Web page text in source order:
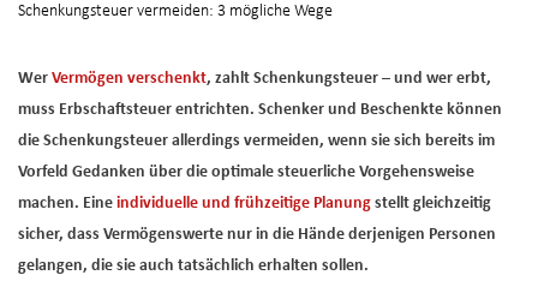
Schenkungsteuer vermeiden: 3 mögliche Wege
Wer Vermögen verschenkt, zahlt Schenkungsteuer – und wer erbt,
muss Erbschaftsteuer entrichten. Schenker und Beschenkte können
die Schenkungsteuer allerdings vermeiden, wenn sie sich bereits im
Vorfeld Gedanken über die optimale steuerliche Vorgehensweise
machen. Eine individuelle und frühzeitige Planung stellt gleichzeitig
sicher, dass Vermögenswerte nur in die Hände derjenigen Personen
gelangen, die sie auch tatsächlich erhalten sollen.